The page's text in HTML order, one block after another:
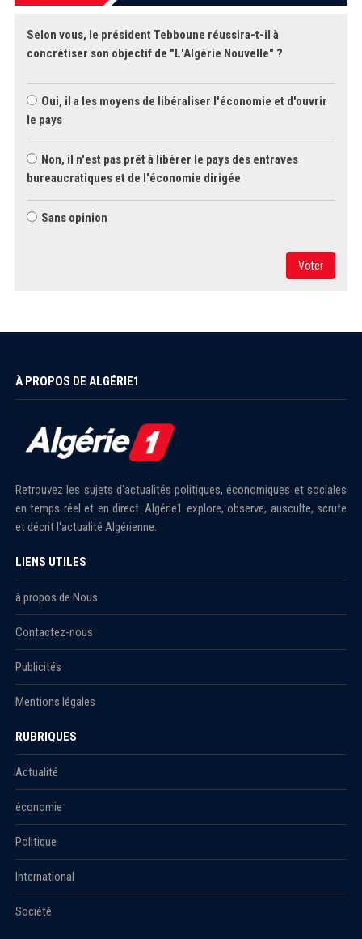
Selon vous, le président Tebboune réussira-t-il à
concrétiser son objectif de "L'Algérie Nouvelle" ?
Oui, il a les moyens de libéraliser l'économie et d'ouvrir
le pays
Non, il n'est pas prêt à libérer le pays des entraves
bureaucratiques et de l'économie dirigée
Sans opinion
Voter
À PROPOS DE ALGÉRIE1
Retrouvez les sujets d'actualités politiques, économiques et sociales
en temps réel et en direct. Algérie1 explore, observe, ausculte, scrute
et décrit l'actualité Algérienne.
LIENS UTILES
à propos de Nous
Contactez-nous
Publicités
Mentions légales
RUBRIQUES
Actualité
économie
Politique
International
Société